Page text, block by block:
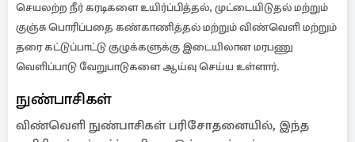
செயலற்ற நீர் கரடிகளை உயிர்ப்பித்தல், முட்டையிடுதல் மற்றும்
குஞ்சு பொரிப்பதை கண்காணித்தல் மற்றும் விண்வெளி மற்றும்
தரை கட்டுப்பாட்டு குழுக்களுக்கு இடையிலான மரபணு
வெளிப்பாடு வேறுபாடுகளை ஆய்வு செய்ய உள்ளார்.
நுண்பாசிகள்
விண்வெளி நுண்பாசிகள் பரிசோதனையில், இந்த